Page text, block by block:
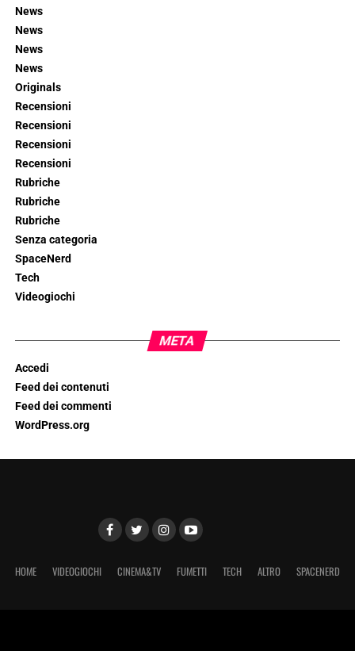
News
News
News
News
Originals
Recensioni
Recensioni
Recensioni
Recensioni
Rubriche
Rubriche
Rubriche
Senza categoria
SpaceNerd
Tech
Videogiochi
META
Accedi
Feed dei contenuti
Feed dei commenti
WordPress.org
HOME VIDEOGIOCHI CINEMA&TV FUMETTI TECH ALTRO SPACENERD